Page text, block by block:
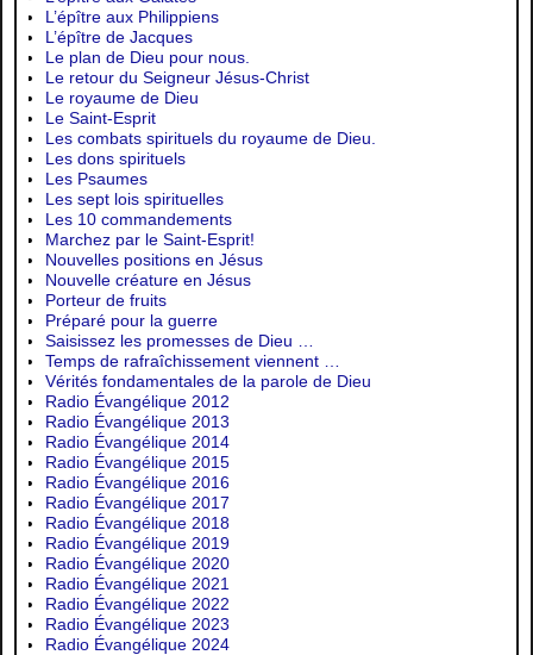
L’épître aux Philippiens
L’épître de Jacques
Le plan de Dieu pour nous.
Le retour du Seigneur Jésus-Christ
Le royaume de Dieu
Le Saint-Esprit
Les combats spirituels du royaume de Dieu.
Les dons spirituels
Les Psaumes
Les sept lois spirituelles
Les 10 commandements
Marchez par le Saint-Esprit!
Nouvelles positions en Jésus
Nouvelle créature en Jésus
Porteur de fruits
Préparé pour la guerre
Saisissez les promesses de Dieu …
Temps de rafraîchissement viennent …
Vérités fondamentales de la parole de Dieu
Radio Évangélique 2012
Radio Évangélique 2013
Radio Évangélique 2014
Radio Évangélique 2015
Radio Évangélique 2016
Radio Évangélique 2017
Radio Évangélique 2018
Radio Évangélique 2019
Radio Évangélique 2020
Radio Évangélique 2021
Radio Évangélique 2022
Radio Évangélique 2023
Radio Évangélique 2024